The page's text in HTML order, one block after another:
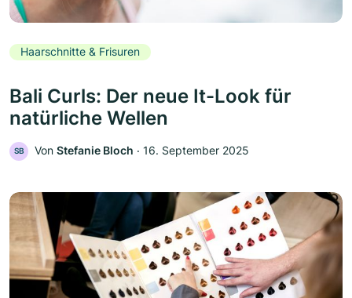
Haarschnitte & Frisuren
Bali Curls: Der neue It-Look für
natürliche Wellen
SB Von Stefanie Bloch ‧ 16. September 2025